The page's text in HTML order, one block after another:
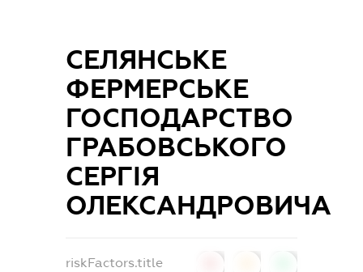
СЕЛЯНСЬКЕ
ФЕРМЕРСЬКЕ
ГОСПОДАРСТВО
ГРАБОВСЬКОГО
СЕРГІЯ
ОЛЕКСАНДРОВИЧА
riskFactors.title